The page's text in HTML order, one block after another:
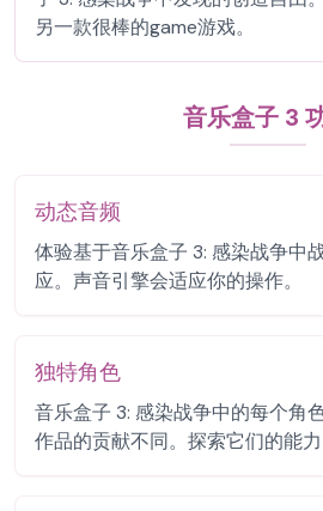
另一款很棒的game游戏。
音乐盒子 3
动态音频
体验基于音乐盒子 3: 感染战争中
应。声音引擎会适应你的操作。
独特角色
音乐盒子 3: 感染战争中的每个角
作品的贡献不同。探索它们的能力